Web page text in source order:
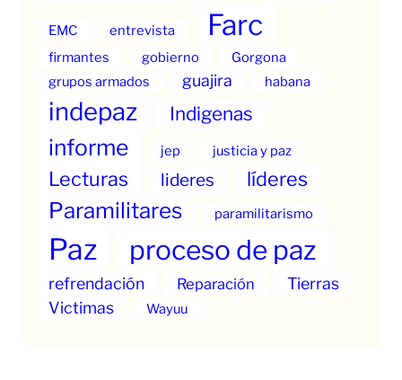
EMC entrevista Farc
firmantes gobierno
Gorgona
grupos armados
guajira habana
indepaz Indigenas
informe jep justicia y paz
Lecturas lideres líderes
Paramilitares paramilitarismo
Paz proceso de paz
refrendación Reparación
Tierras
Victimas
Wayuu